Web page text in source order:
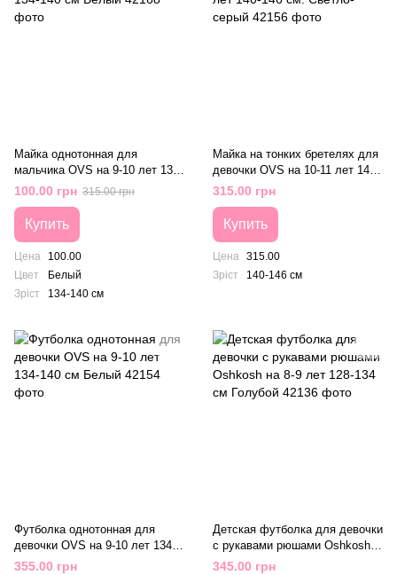
Майка однотонная для
мальчика OVS на 9-10 лет 134-
140 см Белый
100.00 грн 315.00 грн
Купить
Цена
100.00
Цвет
Белый
Зріст
134-140 см
Майка на тонких бретелях для
девочки OVS на 10-11 лет 140-
146 см. Светло-серый
315.00 грн
Купить
Цена 315.00
Зріст
140-146 см
Футболка однотонная для
девочки OVS на 9-10 лет 134-
140 см Белый
355.00 грн
Детская футболка для девочки
с рукавами рюшами Oshkosh
на 8-9 лет 128-134 см Голубой
345.00 грн